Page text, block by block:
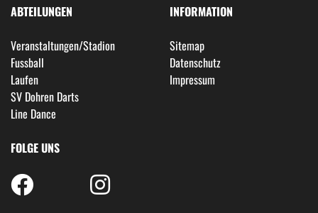
ABTEILUNGEN
Veranstaltungen/Stadion
Fussball
Laufen
SV Dohren Darts
Line Dance
INFORMATION
Sitemap
Datenschutz
Impressum
FOLGE UNS